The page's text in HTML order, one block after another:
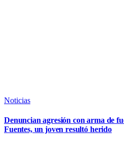
Noticias
Denuncian agresión con arma de
Fuentes, un joven resultó herido